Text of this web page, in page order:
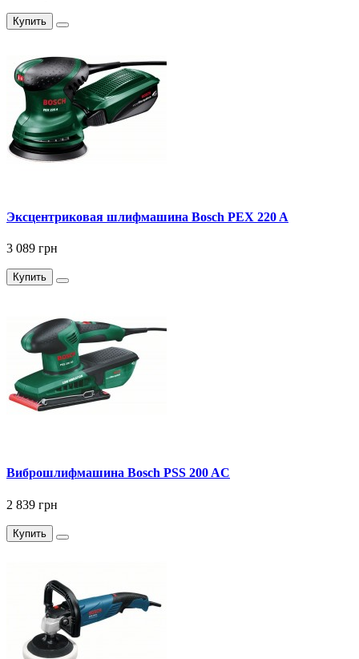
Купить
Эксцентриковая шлифмашина Bosch PEX 220 A
3 089 грн
Купить
Виброшлифмашина Bosch PSS 200 AC
2 839 грн
Купить